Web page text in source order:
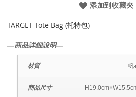
添加到收藏夾
TARGET Tote Bag (托特包)
―商品詳細說明―
材質 帆
商品尺寸